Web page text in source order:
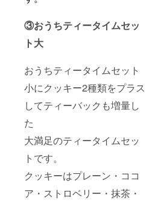
③おうちティータイムセッ
ト大
おうちティータイムセット
小にクッキー2種類をプラス
してティーバックも増量し
た
大満足のティータイムセッ
トです。
クッキーはプレーン・ココ
ア・ストロベリー・抹茶・